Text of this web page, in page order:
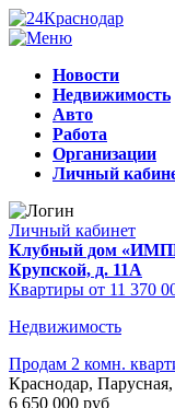
Новости
Недвижимость
Авто
Работа
Организации
Личный
Личный кабинет
Клубный дом
Крупской, д. 11А
Квартиры от 11 370
Недвижимость
Продам 2 комн.
Краснодар,
6 650 000 руб